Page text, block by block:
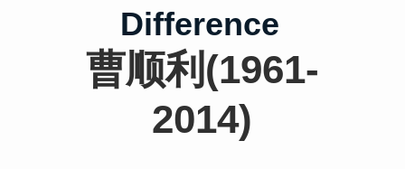
Difference
曹顺利(1961-
2014)